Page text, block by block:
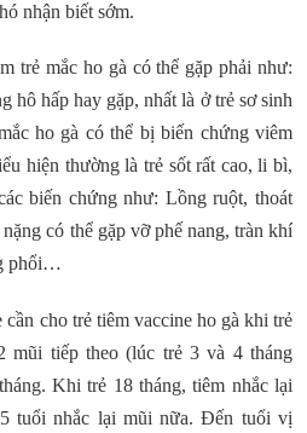
nhận biết sớm.
trẻ mắc ho gà có thể gặp phải như:
hô hấp hay gặp, nhất là ở trẻ sơ sinh
ho gà có thể bị biến chứng viêm
hiện thường là trẻ sốt rất cao, li bì,
biến chứng như: Lồng ruột, thoát
có thể gặp vỡ phế nang, tràn khí
phổi…
cho trẻ tiêm vaccine ho gà khi trẻ
mũi tiếp theo (lúc trẻ 3 và 4 tháng
Khi trẻ 18 tháng, tiêm nhắc lại
tuổi nhắc lại mũi nữa. Đến tuổi vị